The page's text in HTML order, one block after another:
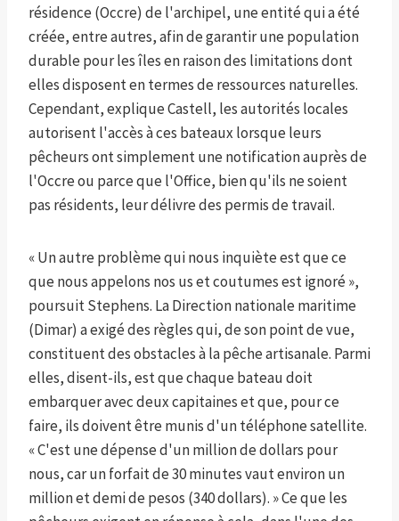
résidence (Occre) de l'archipel, une entité qui a été
créée, entre autres, afin de garantir une population
durable pour les îles en raison des limitations dont
elles disposent en termes de ressources naturelles.
Cependant, explique Castell, les autorités locales
autorisent l'accès à ces bateaux lorsque leurs
pêcheurs ont simplement une notification auprès de
l'Occre ou parce que l'Office, bien qu'ils ne soient
pas résidents, leur délivre des permis de travail.
« Un autre problème qui nous inquiète est que ce
que nous appelons nos us et coutumes est ignoré »,
poursuit Stephens. La Direction nationale maritime
(Dimar) a exigé des règles qui, de son point de vue,
constituent des obstacles à la pêche artisanale. Parmi
elles, disent-ils, est que chaque bateau doit
embarquer avec deux capitaines et que, pour ce
faire, ils doivent être munis d'un téléphone satellite.
« C'est une dépense d'un million de dollars pour
nous, car un forfait de 30 minutes vaut environ un
million et demi de pesos (340 dollars). » Ce que les